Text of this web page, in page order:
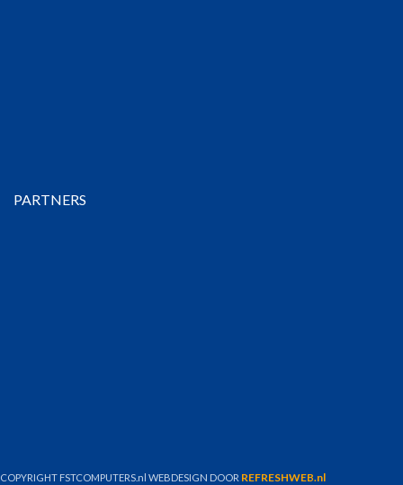
PARTNERS
COPYRIGHT FSTCOMPUTERS.nl WEBDESIGN DOOR REFRESHWEB.nl